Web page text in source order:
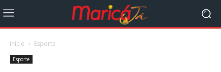
Início Esporte
Esporte